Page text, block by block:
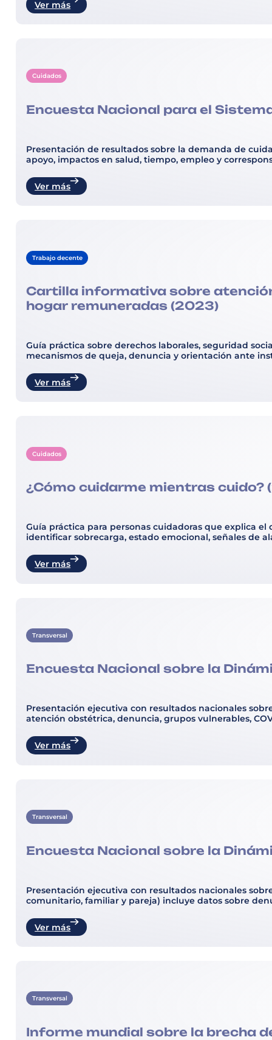
Ver más
Cuidados
Encuesta Nacional para el
Presentación de resultados sobre la demanda de
apoyo, impactos en salud, tiempo, empleo y
Ver más
Trabajo decente
Cartilla informativa sobre
hogar remuneradas (2023)
Guía práctica sobre derechos laborales, seguridad
mecanismos de queja, denuncia y orientación ante
Ver más
Cuidados
¿Cómo cuidarme mientras cuido?
Guía práctica para personas cuidadoras que explica
identificar sobrecarga, estado emocional, señales de
Ver más
Transversal
Encuesta Nacional sobre la
Presentación ejecutiva con resultados nacionales
atención obstétrica, denuncia, grupos vulnerables,
Ver más
Transversal
Encuesta Nacional sobre la
Presentación ejecutiva con resultados nacionales
comunitario, familiar y pareja) incluye datos sobre
Ver más
Transversal
Informe mundial sobre la brecha